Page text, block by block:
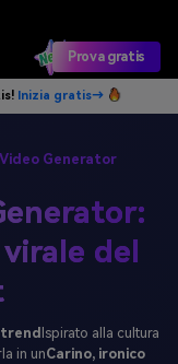
Prova gratis
Inizia gratis→
Generator
del
Ispirato alla cultura
in unCarino, ironico